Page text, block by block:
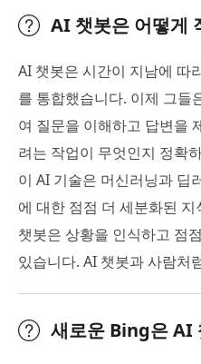
AI 챗봇은 어떻게
AI 챗봇은 시간이 지남에 따
를 통합했습니다. 이제 그들
여 질문을 이해하고 답변을
려는 작업이 무엇인지 정확
이 AI 기술은 머신러닝과 딥
에 대한 점점 더 세분화된
챗봇은 상황을 인식하고 점
있습니다. AI 챗봇과 사람처
새로운 Bing은 AI